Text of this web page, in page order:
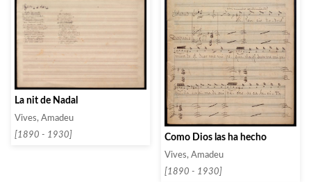
La nit de Nadal
Vives, Amadeu
[1890 - 1930]
Como Dios las ha hecho
Vives, Amadeu
[1890 - 1930]